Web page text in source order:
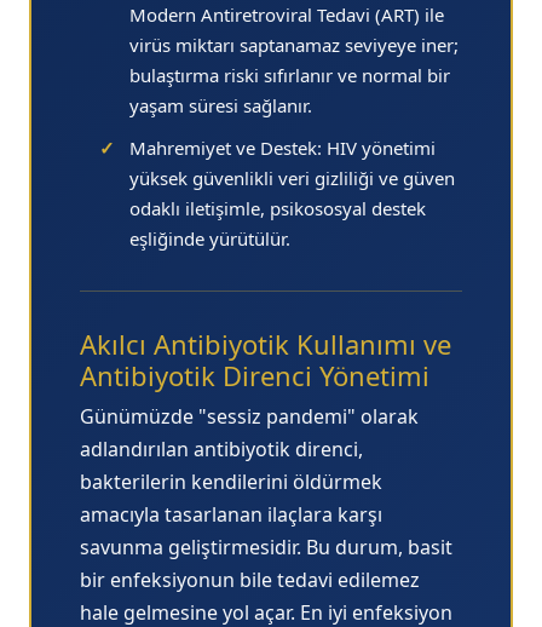
Modern Antiretroviral Tedavi (ART) ile
virüs miktarı saptanamaz seviyeye iner;
bulaştırma riski sıfırlanır ve normal bir
yaşam süresi sağlanır.
✓
Mahremiyet ve Destek: HIV yönetimi
yüksek güvenlikli veri gizliliği ve güven
odaklı iletişimle, psikososyal destek
eşliğinde yürütülür.
Akılcı Antibiyotik Kullanımı ve
Antibiyotik Direnci Yönetimi
Günümüzde "sessiz pandemi" olarak
adlandırılan antibiyotik direnci,
bakterilerin kendilerini öldürmek
amacıyla tasarlanan ilaçlara karşı
savunma geliştirmesidir. Bu durum, basit
bir enfeksiyonun bile tedavi edilemez
hale gelmesine yol açar. En iyi enfeksiyon